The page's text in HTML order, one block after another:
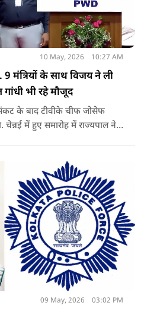
10 May, 2026 10:27 AM
मंत्रियों के साथ विजय ने ली
भी रहे मौजूद
के बाद टीवीके चीफ जोसेफ
में हुए समारोह में राज्यपाल ने
09 May, 2026 03:02 PM